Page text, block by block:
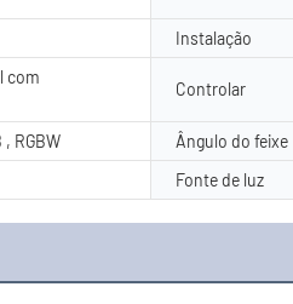
Instalação
com
Controlar
RGBW Ângulo do feixe
Fonte de luz